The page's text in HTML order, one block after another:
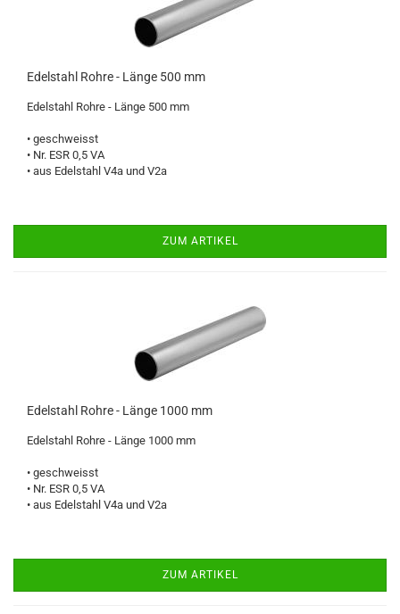
Edelstahl Rohre - Länge 500 mm
Edelstahl Rohre - Länge 500 mm
• geschweisst
• Nr. ESR 0,5 VA
• aus Edelstahl V4a und V2a
ZUM ARTIKEL
Edelstahl Rohre - Länge 1000 mm
Edelstahl Rohre - Länge 1000 mm
• geschweisst
• Nr. ESR 0,5 VA
• aus Edelstahl V4a und V2a
ZUM ARTIKEL